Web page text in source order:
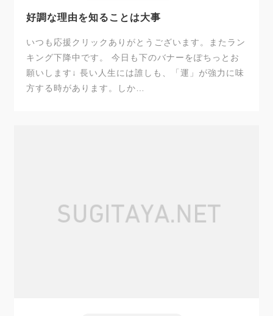
好調な理由を知ることは大事
いつも応援クリックありがとうございます。またラン
キング下降中です。 今日も下のバナーをぽちっとお
願いします↓ 長い人生には誰しも、「運」が強力に味
方する時があります。しか…